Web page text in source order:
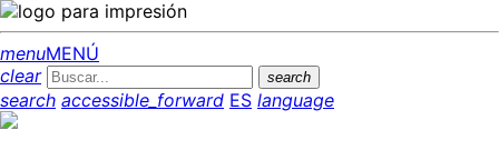
menuMENÚ
clear
search
search accessible_forward ES language